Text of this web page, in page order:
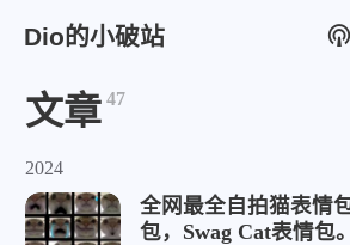
Dio的小破站
文章 47
2024
全网最全自拍猫表情
包，Swag Cat表情包。